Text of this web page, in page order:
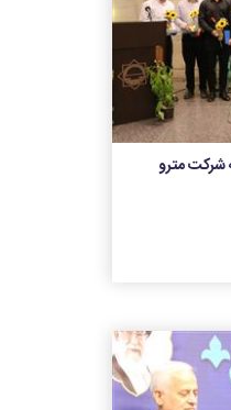
شرکت مترو